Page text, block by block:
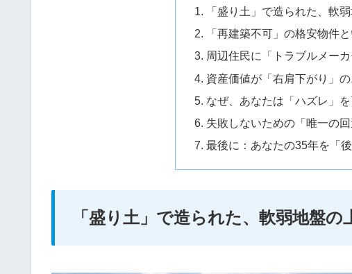
「盛り土」で造られた、軟
「再建築不可」の格安物件
周辺住民に「トラブルメー
資産価値が「右肩下がり」
なぜ、あなたは「ハズレ」
失敗しないための「唯一の回
最後に：あなたの35年を「
「盛り土」で造られた、軟弱地盤の